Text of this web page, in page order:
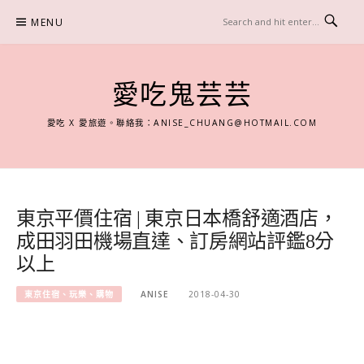
content
MENU
愛吃鬼芸芸
愛吃 X 愛旅遊。聯絡我：ANISE_CHUANG@HOTMAIL.COM
東京平價住宿 | 東京日本橋舒適酒店，
成田羽田機場直達、訂房網站評鑑8分
以上
東京住宿、玩樂、購物 ANISE 2018-04-30